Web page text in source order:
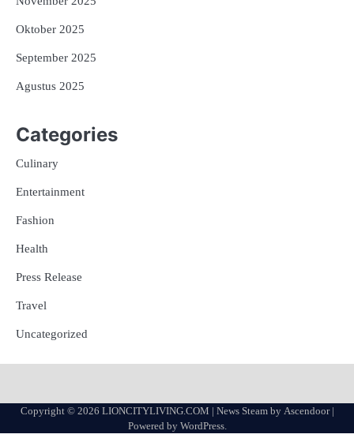
Oktober 2025
September 2025
Agustus 2025
Categories
Culinary
Entertainment
Fashion
Health
Press Release
Travel
Uncategorized
Copyright © 2026 LIONCITYLIVING.COM | News Steam by Ascendoor|
Powered by WordPress.